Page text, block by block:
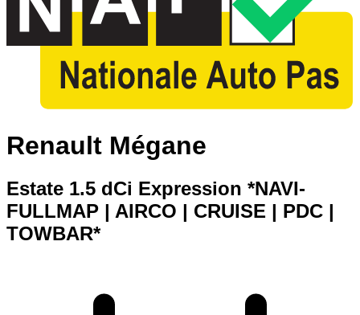
Renault Mégane
Estate 1.5 dCi Expression *NAVI-
FULLMAP | AIRCO | CRUISE | PDC |
TOWBAR*